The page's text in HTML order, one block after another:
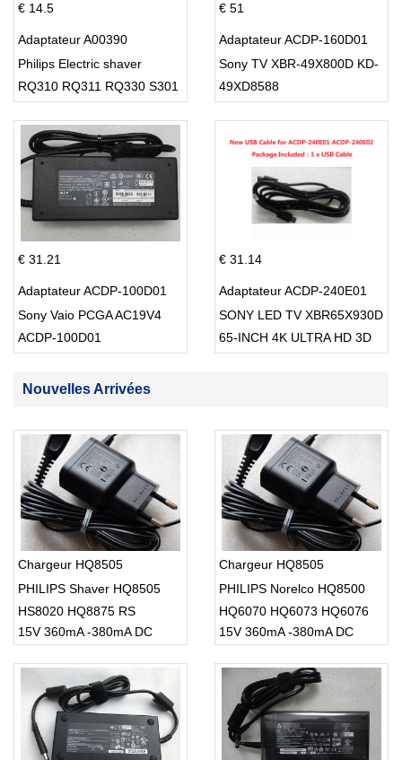
€ 14.5
Adaptateur A00390
Philips Electric shaver
RQ310 RQ311 RQ330 S301
€ 51
Adaptateur ACDP-160D01
Sony TV XBR-49X800D KD-
49XD8588
€ 31.21
Adaptateur ACDP-100D01
Sony Vaio PCGA AC19V4
ACDP-100D01
€ 31.14
Adaptateur ACDP-240E01
SONY LED TV XBR65X930D
65-INCH 4K ULTRA HD 3D
Nouvelles Arrivées
Chargeur HQ8505
PHILIPS Shaver HQ8505
HS8020 HQ8875 RS
15V 360mA -380mA DC
Chargeur HQ8505
PHILIPS Norelco HQ8500
HQ6070 HQ6073 HQ6076
PT860 HQ8
15V 360mA -380mA DC